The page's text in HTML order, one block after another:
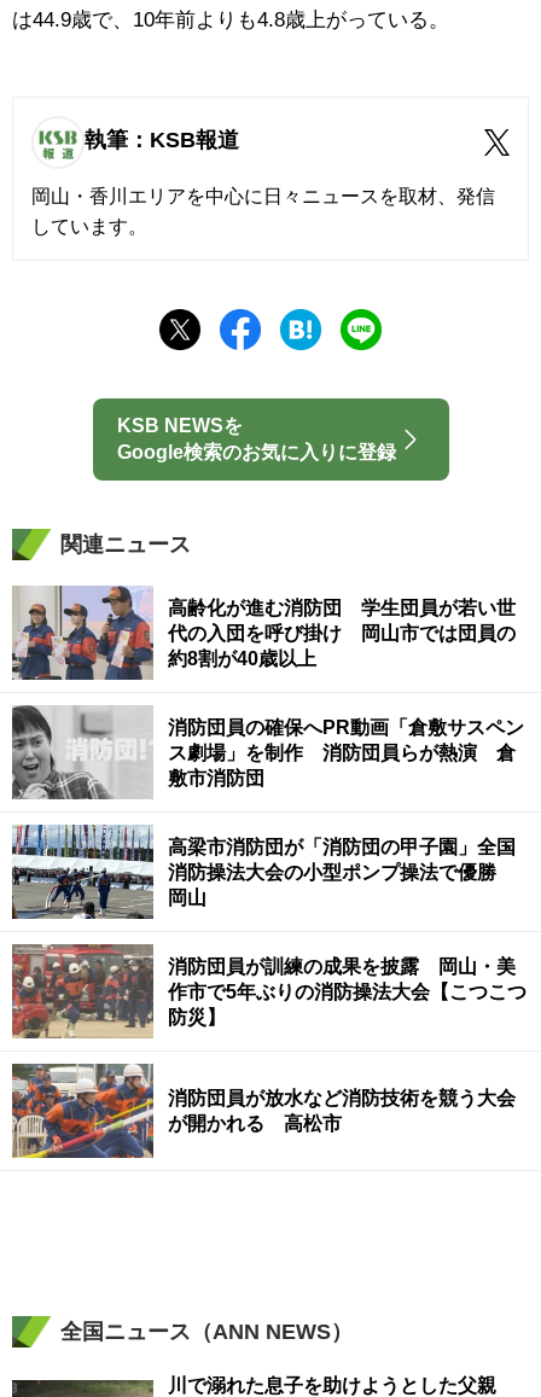
は44.9歳で、10年前よりも4.8歳上がっている。
執筆：KSB報道
岡山・香川エリアを中心に日々ニュースを取材、発信
しています。
KSB NEWSを
Google検索のお気に入りに登録
関連ニュース
高齢化が進む消防団 学生団員が若い世
代の入団を呼び掛け 岡山市では団員の
約8割が40歳以上
消防団員の確保へPR動画「倉敷サスペン
ス劇場」を制作 消防団員らが熱演 倉
敷市消防団
高梁市消防団が「消防団の甲子園」全国
消防操法大会の小型ポンプ操法で優勝
岡山
消防団員が訓練の成果を披露 岡山・美
作市で5年ぶりの消防操法大会【こつこつ
防災】
消防団員が放水など消防技術を競う大会
が開かれる 高松市
全国ニュース（ANN NEWS）
川で溺れた息子を助けようとした父親